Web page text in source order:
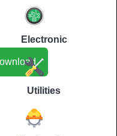
Direct Download
Electronic
Utilities